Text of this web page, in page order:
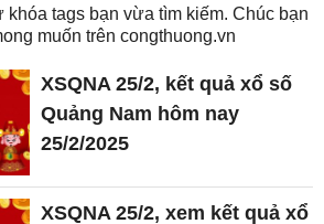
khóa tags bạn vừa tìm kiếm. Chúc bạn
muốn trên congthuong.vn
XSQNA 25/2, kết quả xổ số
Quảng Nam hôm nay
25/2/2025
XSQNA 25/2, xem kết quả xổ